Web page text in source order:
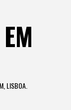
LISBOA.